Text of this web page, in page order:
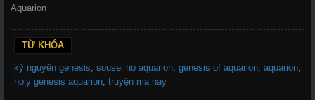
Aquarion
TỪ KHÓA
kỷ nguyên genesis sousei no aquarion genesis of aquarion aquarion
holy genesis aquarion truyện ma hay